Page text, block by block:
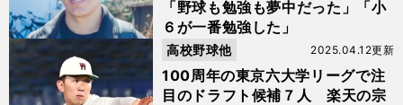
ー
バ
「野球も勉強も夢中だった」「小
６が一番勉強した」
100周年の東京六大学リーグで注
目のドラフト候補７人 楽天の宗
2025.04.12更新
高校野球他